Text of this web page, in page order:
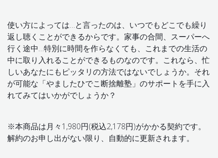
使い方によっては…と言ったのは、いつでもどこでも繰り
返し聴くことができるからです。家事の合間、スーパーへ
行く途中…特別に時間を作らなくても、これまでの生活の
中に取り入れることができるものなのです。これなら、忙
しいあなたにもピッタリの方法ではないでしょうか。それ
が可能な「やましたひでこ断捨離塾」のサポートを手に入
れてみてはいかがでしょうか？
※本商品は月々1,980円(税込2,178円)がかかる契約です。
解約のお申し出がない限り、自動的に更新されます。